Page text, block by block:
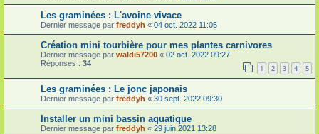
Les graminées : L'avoine vivace
Dernier message par freddyh « 04 oct. 2022 11:05
Création mini tourbière pour mes plantes carnivores
Dernier message par waldi57200 « 02 oct. 2022 09:27
Réponses : 34
1 2 3 4 5
Les graminées : Le jonc japonais
Dernier message par freddyh « 30 sept. 2022 09:30
Installer un mini bassin aquatique
Dernier message par freddyh « 29 juin 2021 13:28